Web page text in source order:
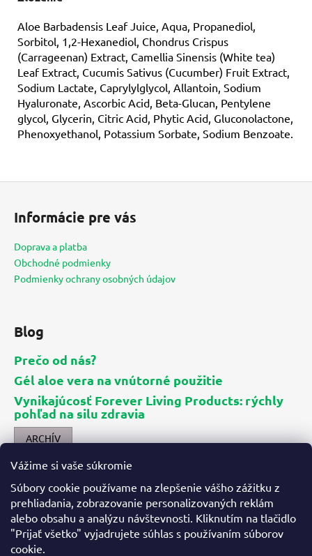
Vážime si vaše súkromie
Súbory cookie používame na zlepšenie vášho zážitku z
prehliadania, zobrazovanie personalizovaných reklám
alebo obsahu a analýzu návštevnosti. Kliknutím na tlačidlo
"Prijať všetko" vyjadrujete súhlas s používaním súborov
cookie.
Aloe Barbadensis Leaf Juice, Aqua, Propanediol,
Sorbitol, 1,2-Hexanediol, Chondrus Crispus
(Carrageenan) Extract, Camellia Sinensis (White tea)
Leaf Extract, Cucumis Sativus (Cucumber) Fruit Extract,
Sodium Lactate, Caprylylglycol, Allantoin, Sodium
Hyaluronate, Ascorbic Acid, Beta-Glucan, Pentylene
glycol, Glycerin, Citric Acid, Phytic Acid, Gluconolactone,
Phenoxyethanol, Potassium Sorbate, Sodium Benzoate.
Informácie pre vás
Doprava a platba
Obchodné podmienky
Podmienky ochrany osobných údajov
Blog
Prečo od nás?
Gél aloe vera na vnútorné použitie
Vynikajúcosť Forever Living Products: rýchly
pohľad na silu zdravia
ARCHÍV
Kontakt
info
aloes.sk
+421 907 060 776
Objednané produkty vám odosiela priamo spoločnosť Forev